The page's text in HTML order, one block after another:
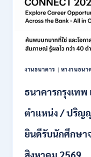
ทุก
สาขา
/
ไม่
ต้อง
กพ.
เงิน
สมัคร
งานธนาคาร | หางานธนา
ธนาคารกรุงเทพ
ตำแหน่ง / ปริญ
ยินดีรับนักศึกษา
สิงหาคม 2569